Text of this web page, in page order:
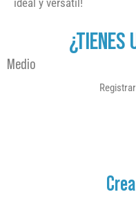
ideal y versátil!
¿TIENES
Medio